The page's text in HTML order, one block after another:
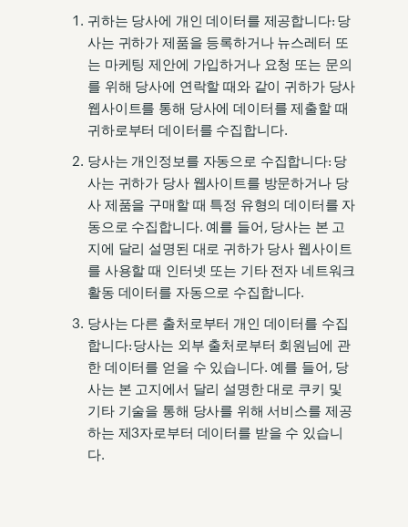
귀하는 당사에 개인 데이터를 제공합니다: 당
사는 귀하가 제품을 등록하거나 뉴스레터 또
는 마케팅 제안에 가입하거나 요청 또는 문의
를 위해 당사에 연락할 때와 같이 귀하가 당사
웹사이트를 통해 당사에 데이터를 제출할 때
귀하로부터 데이터를 수집합니다.
당사는 개인정보를 자동으로 수집합니다: 당
사는 귀하가 당사 웹사이트를 방문하거나 당
사 제품을 구매할 때 특정 유형의 데이터를 자
동으로 수집합니다. 예를 들어, 당사는 본 고
지에 달리 설명된 대로 귀하가 당사 웹사이트
를 사용할 때 인터넷 또는 기타 전자 네트워크
활동 데이터를 자동으로 수집합니다.
당사는 다른 출처로부터 개인 데이터를 수집
합니다: 당사는 외부 출처로부터 회원님에 관
한 데이터를 얻을 수 있습니다. 예를 들어, 당
사는 본 고지에서 달리 설명한 대로 쿠키 및
기타 기술을 통해 당사를 위해 서비스를 제공
하는 제3자로부터 데이터를 받을 수 있습니
다.